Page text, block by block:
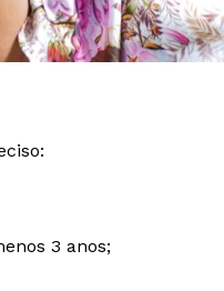
3 anos;